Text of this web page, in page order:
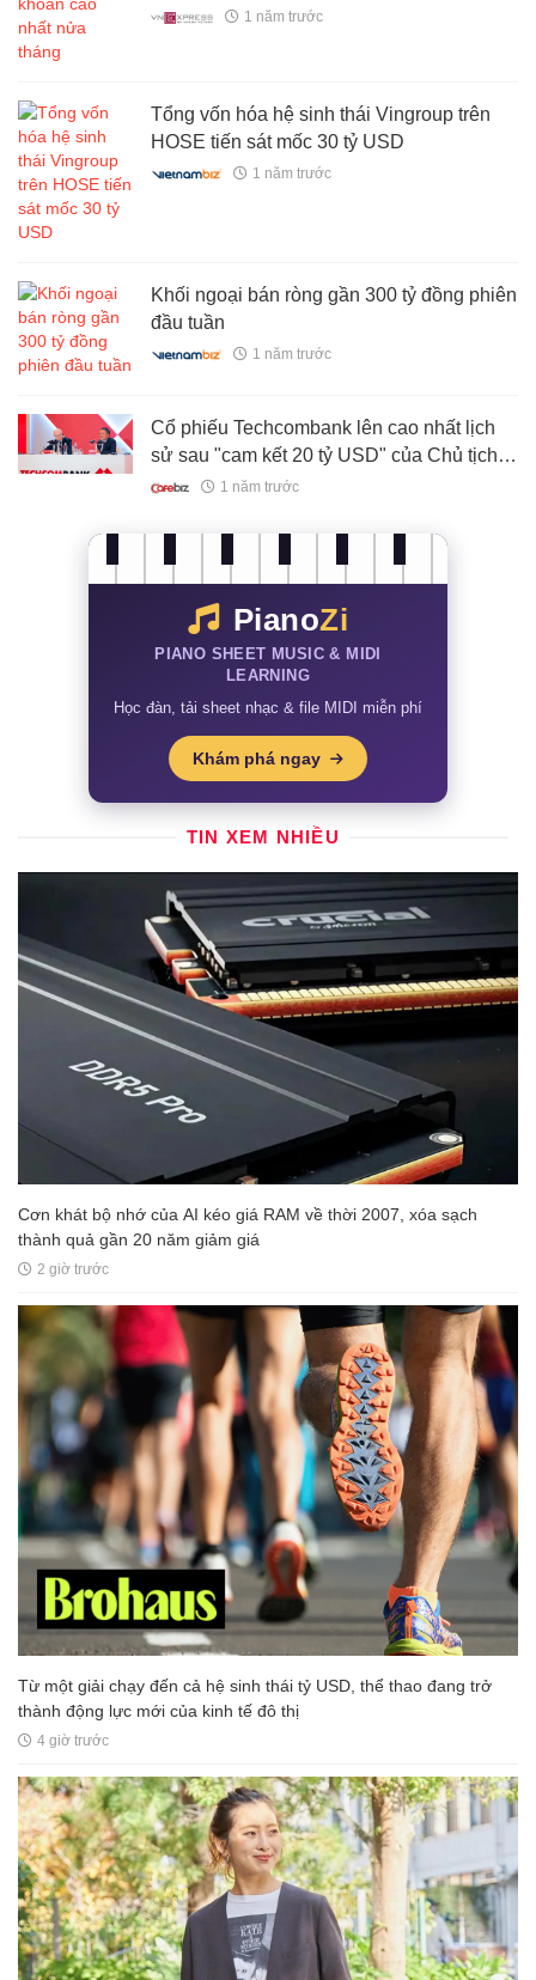
1 năm trước
Tổng vốn hóa hệ sinh thái Vingroup trên
HOSE tiến sát mốc 30 tỷ USD
1 năm trước
Khối ngoại bán ròng gần 300 tỷ đồng phiên
đầu tuần
1 năm trước
Cổ phiếu Techcombank lên cao nhất lịch
sử sau "cam kết 20 tỷ USD" của Chủ tịch
Hồ Hùng Anh
1 năm trước
PianoZi
PIANO SHEET MUSIC & MIDI
LEARNING
Học đàn, tải sheet nhạc & file MIDI miễn phí
Khám phá ngay
TIN XEM NHIỀU
Cơn khát bộ nhớ của AI kéo giá RAM về thời 2007, xóa sạch
thành quả gần 20 năm giảm giá
2 giờ trước
Từ một giải chạy đến cả hệ sinh thái tỷ USD, thể thao đang trở
thành động lực mới của kinh tế đô thị
4 giờ trước